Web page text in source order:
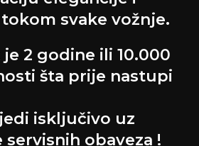
svake vožnje.
2 godine ili 10.000
šta prije nastupi
isključivo uz
obaveza !